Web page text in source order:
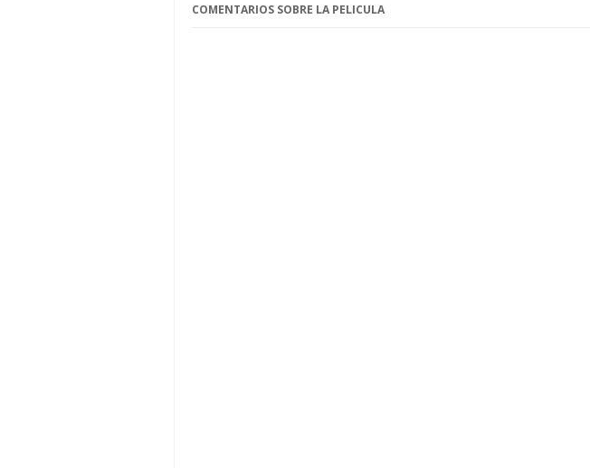
COMENTARIOS SOBRE LA PELICULA